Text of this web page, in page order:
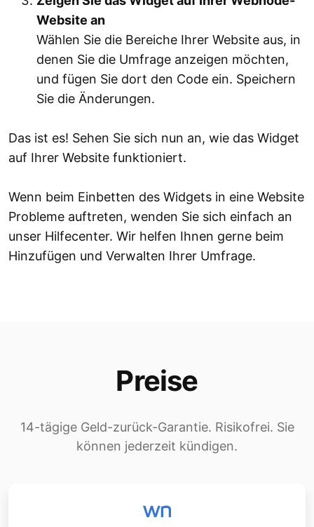
Website an
Wählen Sie die Bereiche Ihrer Website aus, in
denen Sie die Umfrage anzeigen möchten,
und fügen Sie dort den Code ein. Speichern
Sie die Änderungen.
Das ist es! Sehen Sie sich nun an, wie das Widget
auf Ihrer Website funktioniert.
Wenn beim Einbetten des Widgets in eine Website
Probleme auftreten, wenden Sie sich einfach an
unser Hilfecenter. Wir helfen Ihnen gerne beim
Hinzufügen und Verwalten Ihrer Umfrage.
Preise
14-tägige Geld-zurück-Garantie. Risikofrei. Sie
können jederzeit kündigen.